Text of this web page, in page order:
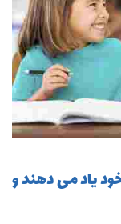
یاد می دهند و